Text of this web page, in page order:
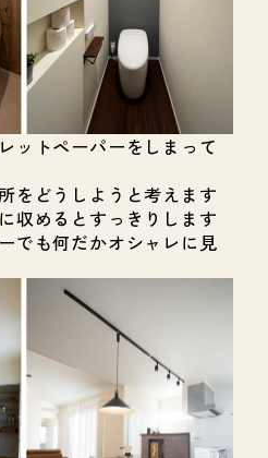
ットペーパーをしまって
をどうしようと考えます
収めるとすっきりします
でも何だかオシャレに見